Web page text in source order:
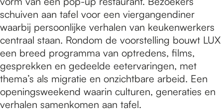
schuiven aan tafel voor een viergangendiner
waarbij persoonlijke verhalen van keukenwerkers
centraal staan. Rondom de voorstelling bouwt LUX
een breed programma van optredens, films,
gesprekken en gedeelde eetervaringen, met
thema’s als migratie en onzichtbare arbeid. Een
openingsweekend waarin culturen, generaties en
verhalen samenkomen aan tafel.